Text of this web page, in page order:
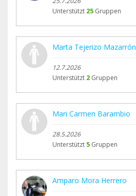
Unterstützt 25 Gruppen
Marta Tejerizo Mazarrón
12.7.2026
Unterstützt 2 Gruppen
Mari Carmen Barambio
28.5.2026
Unterstützt 5 Gruppen
Amparo Mora Herrero